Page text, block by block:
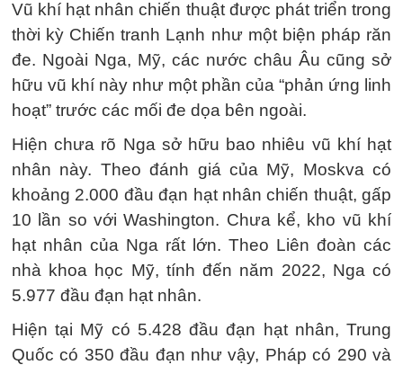
Vũ khí hạt nhân chiến thuật được phát triển trong
thời kỳ Chiến tranh Lạnh như một biện pháp răn
đe. Ngoài Nga, Mỹ, các nước châu Âu cũng sở
hữu vũ khí này như một phần của “phản ứng linh
hoạt” trước các mối đe dọa bên ngoài.
Hiện chưa rõ Nga sở hữu bao nhiêu vũ khí hạt
nhân này. Theo đánh giá của Mỹ, Moskva có
khoảng 2.000 đầu đạn hạt nhân chiến thuật, gấp
10 lần so với Washington. Chưa kể, kho vũ khí
hạt nhân của Nga rất lớn. Theo Liên đoàn các
nhà khoa học Mỹ, tính đến năm 2022, Nga có
5.977 đầu đạn hạt nhân.
Hiện tại Mỹ có 5.428 đầu đạn hạt nhân, Trung
Quốc có 350 đầu đạn như vậy, Pháp có 290 và